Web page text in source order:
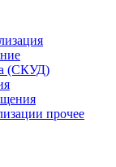
(СКУД)
прочее